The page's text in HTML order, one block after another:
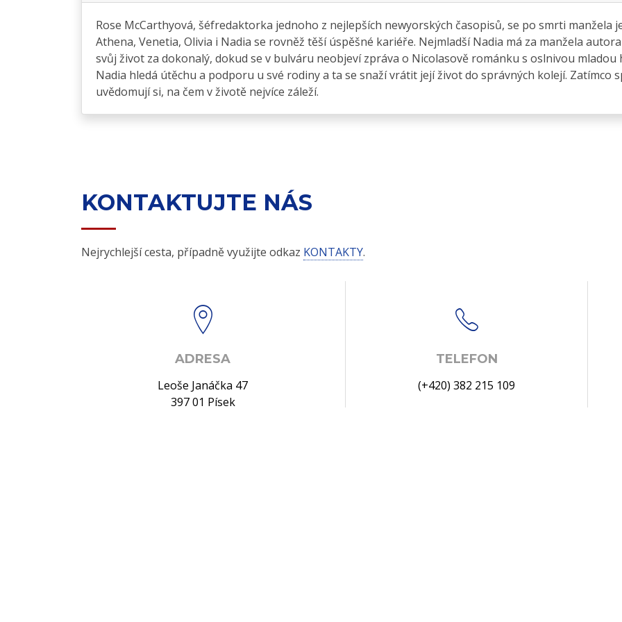
Rose McCarthyová, šéfredaktorka jednoho z nejlepších newyorských časopisů, se po smrti manžela
Athena, Venetia, Olivia i Nadia se rovněž těší úspěšné kariéře. Nejmladší Nadia má za manžela
svůj život za dokonalý, dokud se v bulváru neobjeví zpráva o Nicolasově románku s oslnivou
Nadia hledá útěchu a podporu u své rodiny a ta se snaží vrátit její život do správných kolejí. Zatímco
uvědomují si, na čem v životě nejvíce záleží.
KONTAKTUJTE NÁS
Nejrychlejší cesta, případně využijte odkaz KONTAKTY.
ADRESA
Leoše Janáčka 47
397 01 Písek
TELEFON
(+420) 382 215 109